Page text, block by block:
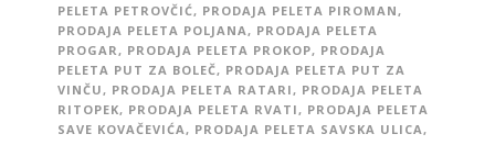
PELETA PETROVČIĆ, PRODAJA PELETA PIROMAN ,
PRODAJA PELETA POLJANA , PRODAJA PELETA
PROGAR , PRODAJA PELETA PROKOP, PRODAJA
PELETA PUT ZA BOLEČ, PRODAJA PELETA PUT ZA
VINČU , PRODAJA PELETA RATARI , PRODAJA PELETA
RITOPEK, PRODAJA PELETA RVATI , PRODAJA PELETA
SAVE KOVAČEVIĆA , PRODAJA PELETA SAVSKA ULICA ,